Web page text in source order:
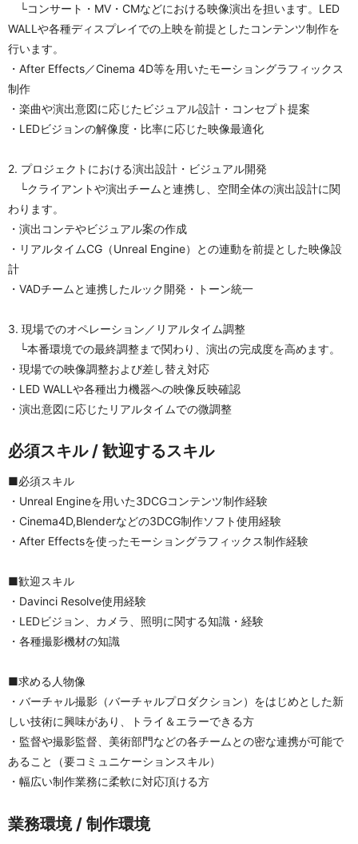
└コンサート・MV・CMなどにおける映像演出を担います。LED
WALLや各種ディスプレイでの上映を前提としたコンテンツ制作を
行います。
・After Effects／Cinema 4D等を用いたモーショングラフィックス
制作
・楽曲や演出意図に応じたビジュアル設計・コンセプト提案
・LEDビジョンの解像度・比率に応じた映像最適化
2. プロジェクトにおける演出設計・ビジュアル開発
└クライアントや演出チームと連携し、空間全体の演出設計に関
わります。
・演出コンテやビジュアル案の作成
・リアルタイムCG（Unreal Engine）との連動を前提とした映像設
計
・VADチームと連携したルック開発・トーン統一
3. 現場でのオペレーション／リアルタイム調整
└本番環境での最終調整まで関わり、演出の完成度を高めます。
・現場での映像調整および差し替え対応
・LED WALLや各種出力機器への映像反映確認
・演出意図に応じたリアルタイムでの微調整
必須スキル / 歓迎するスキル
■必須スキル
・Unreal Engineを用いた3DCGコンテンツ制作経験
・Cinema4D,Blenderなどの3DCG制作ソフト使用経験
・After Effectsを使ったモーショングラフィックス制作経験
■歓迎スキル
・Davinci Resolve使用経験
・LEDビジョン、カメラ、照明に関する知識・経験
・各種撮影機材の知識
■求める人物像
・バーチャル撮影（バーチャルプロダクション）をはじめとした新
しい技術に興味があり、トライ＆エラーできる方
・監督や撮影監督、美術部門などの各チームとの密な連携が可能で
あること（要コミュニケーションスキル）
・幅広い制作業務に柔軟に対応頂ける方
業務環境 / 制作環境